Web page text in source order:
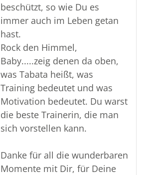
beschützt, so wie Du es
immer auch im Leben getan
hast.
Rock den Himmel,
Baby.....zeig denen da oben,
was Tabata heißt, was
Training bedeutet und was
Motivation bedeutet. Du warst
die beste Trainerin, die man
sich vorstellen kann.
Danke für all die wunderbaren
Momente mit Dir, für Deine